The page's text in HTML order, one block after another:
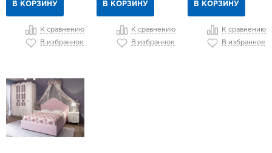
В КОРЗИНУ
К сравнению
В избранное
В КОРЗИНУ
К сравнению
В избранное
В КОРЗИНУ
К сравнению
В избранное